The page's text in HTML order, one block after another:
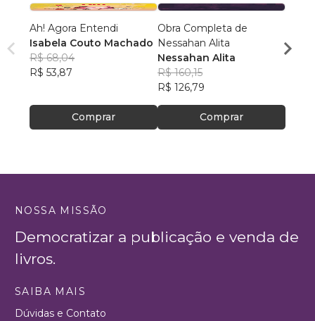
Ah! Agora Entendi
Isabela Couto Machado
R$ 68,04
R$ 53,87
Comprar
Obra Completa de
Nessahan Alita
Nessahan Alita
R$ 160,15
R$ 126,79
Comprar
R$
NOSSA MISSÃO
Democratizar a publicação e venda de
livros.
SAIBA MAIS
Dúvidas e Contato